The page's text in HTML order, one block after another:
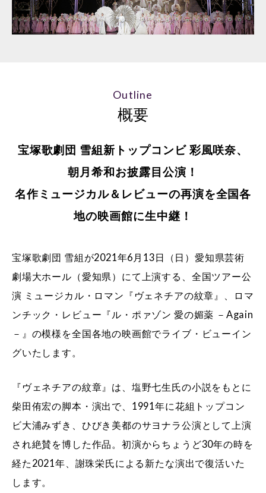
Outline
概要
宝塚歌劇団 雪組新トップコンビ 彩風咲奈、
朝月希和お披露目公演！
名作ミュージカル＆レビューの再演を全国各
地の映画館に生中継！
宝塚歌劇団 雪組が2021年6月13日（日）愛知県芸術
劇場大ホール（愛知県）にて上演する、全国ツアー公
演 ミュージカル・ロマン『ヴェネチアの紋章』、ロマ
ンチック・レビュー『ル・ポァゾン 愛の媚薬 －Again
－』の模様を全国各地の映画館でライブ・ビューイン
グいたします。
『ヴェネチアの紋章』は、塩野七生氏の小説をもとに
柴田侑宏の脚本・演出で、1991年に花組トップコン
ビ大浦みずき、ひびき美都のサヨナラ公演として上演
され絶賛を博した作品。初演からちょうど30年の時を
経た2021年、謝珠栄氏による新たな演出で復活いた
します。